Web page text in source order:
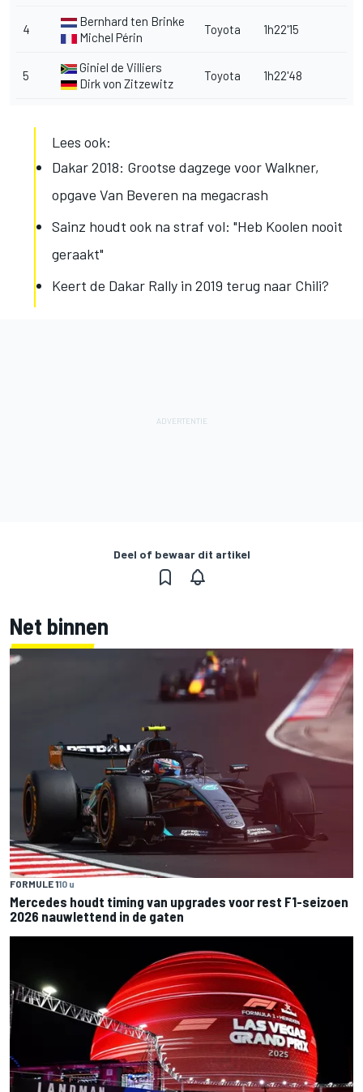
4
Bernhard ten Brinke
Michel Périn
Toyota 1h22'15
5
Giniel de Villiers
Dirk von Zitzewitz
Toyota 1h22'48
Lees ook:
Dakar 2018: Grootse dagzege voor Walkner,
opgave Van Beveren na megacrash
Sainz houdt ook na straf vol: "Heb Koolen nooit
geraakt"
Keert de Dakar Rally in 2019 terug naar Chili?
Deel of bewaar dit artikel
Net binnen
FORMULE 110 u
Mercedes houdt timing van upgrades voor rest F1-seizoen
2026 nauwlettend in de gaten